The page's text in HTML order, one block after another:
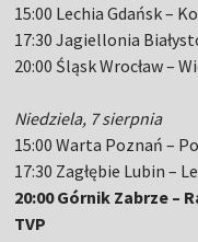
15:00 Lechia Gdańsk –
17:30 Jagiellonia
20:00 Śląsk Wrocław –
Niedziela, 7 sierpnia
15:00 Warta Poznań –
17:30 Zagłębie Lubin –
20:00 Górnik Zabrze –
TVP